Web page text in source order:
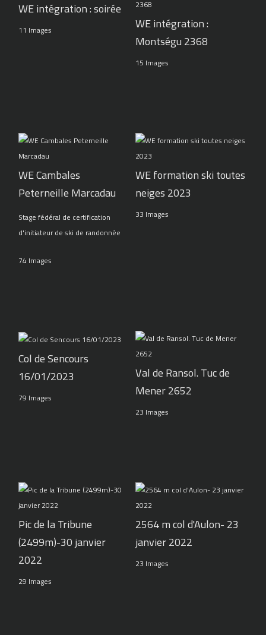
WE intégration : soirée
11 Images
WE intégration :
Montségu 2368
15 Images
WE Cambales
Peterneille Marcadau
Stage fédéral de certification
d'initiateur de ski de randonnée
74 Images
WE formation ski toutes
neiges 2023
33 Images
Col de Sencours
16/01/2023
79 Images
Val de Ransol. Tuc de
Mener 2652
23 Images
Pic de la Tribune
(2499m)-30 janvier
2022
29 Images
2564 m col d'Aulon- 23
janvier 2022
23 Images